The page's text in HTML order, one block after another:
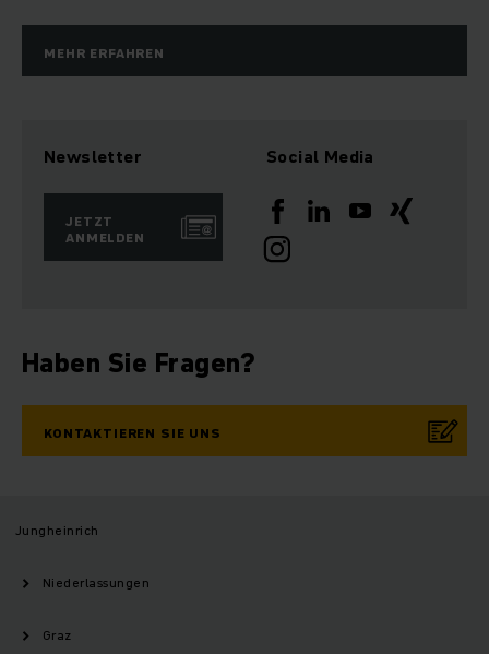
MEHR ERFAHREN
Newsletter
JETZT
ANMELDEN
Social Media
Haben Sie Fragen?
KONTAKTIEREN SIE UNS
Jungheinrich
Niederlassungen
Graz